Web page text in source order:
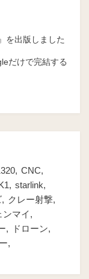
を出版しました
だけで完結する
CNC
starlink
クレー射撃
ンマイ
ドローン